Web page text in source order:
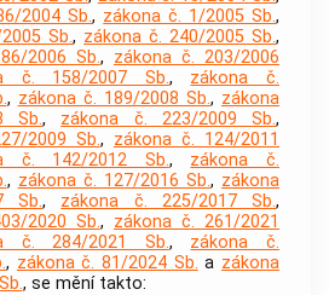
2004 Sb., zákona č. 1/2005 Sb.,
Sb., zákona č. 240/2005 Sb.,
2006 Sb., zákona č. 203/2006
č. 158/2007 Sb., zákona č.
, zákona č. 189/2008 Sb., zákona
Sb., zákona č. 223/2009 Sb.,
2009 Sb., zákona č. 124/2011
č. 142/2012 Sb., zákona č.
, zákona č. 127/2016 Sb., zákona
Sb., zákona č. 225/2017 Sb.,
2020 Sb., zákona č. 261/2021
č. 284/2021 Sb., zákona č.
, zákona č. 81/2024 Sb. a zákona
, se mění takto: